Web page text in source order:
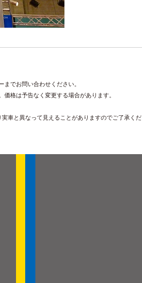
でお問い合わせください。
格は予告なく変更する場合があります。
車と異なって見えることがありますのでご了承くだ